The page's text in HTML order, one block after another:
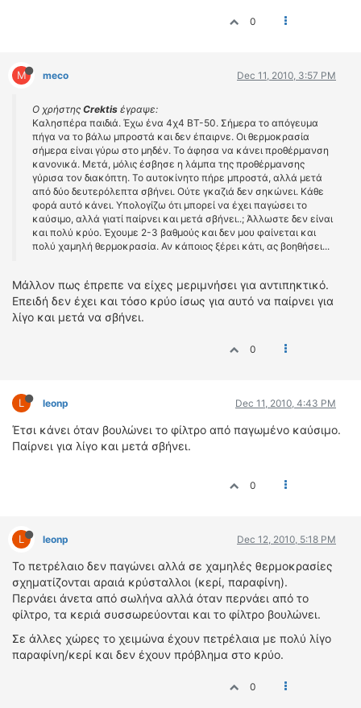
0
M meco Dec 11, 2010, 3:57 PM
Ο χρήστης Crektis έγραψε:
Καλησπέρα παιδιά. Έχω ένα 4χ4 ΒΤ-50. Σήμερα το απόγευμα
πήγα να το βάλω μπροστά και δεν έπαιρνε. Οι θερμοκρασία
σήμερα είναι γύρω στο μηδέν. Το άφησα να κάνει προθέρμανση
κανονικά. Μετά, μόλις έσβησε η λάμπα της προθέρμανσης
γύρισα τον διακόπτη. Το αυτοκίνητο πήρε μπροστά, αλλά μετά
από δύο δευτερόλεπτα σβήνει. Ούτε γκαζιά δεν σηκώνει. Κάθε
φορά αυτό κάνει. Υπολογίζω ότι μπορεί να έχει παγώσει το
καύσιμο, αλλά γιατί παίρνει και μετά σβήνει..; Άλλωστε δεν είναι
και πολύ κρύο. Έχουμε 2-3 βαθμούς και δεν μου φαίνεται και
πολύ χαμηλή θερμοκρασία. Αν κάποιος ξέρει κάτι, ας βοηθήσει...
Μάλλον πως έπρεπε να είχες μεριμνήσει για αντιπηκτικό.
Επειδή δεν έχει και τόσο κρύο ίσως για αυτό να παίρνει για
λίγο και μετά να σβήνει.
0
L leonp Dec 11, 2010, 4:43 PM
Έτσι κάνει όταν βουλώνει το φίλτρο από παγωμένο καύσιμο.
Παίρνει για λίγο και μετά σβήνει.
0
L leonp Dec 12, 2010, 5:18 PM
Το πετρέλαιο δεν παγώνει αλλά σε χαμηλές θερμοκρασίες
σχηματίζονται αραιά κρύσταλλοι (κερί, παραφίνη).
Περνάει άνετα από σωλήνα αλλά όταν περνάει από το
φίλτρο, τα κεριά συσσωρεύονται και το φίλτρο βουλώνει.
Σε άλλες χώρες το χειμώνα έχουν πετρέλαια με πολύ λίγο
παραφίνη/κερί και δεν έχουν πρόβλημα στο κρύο.
0